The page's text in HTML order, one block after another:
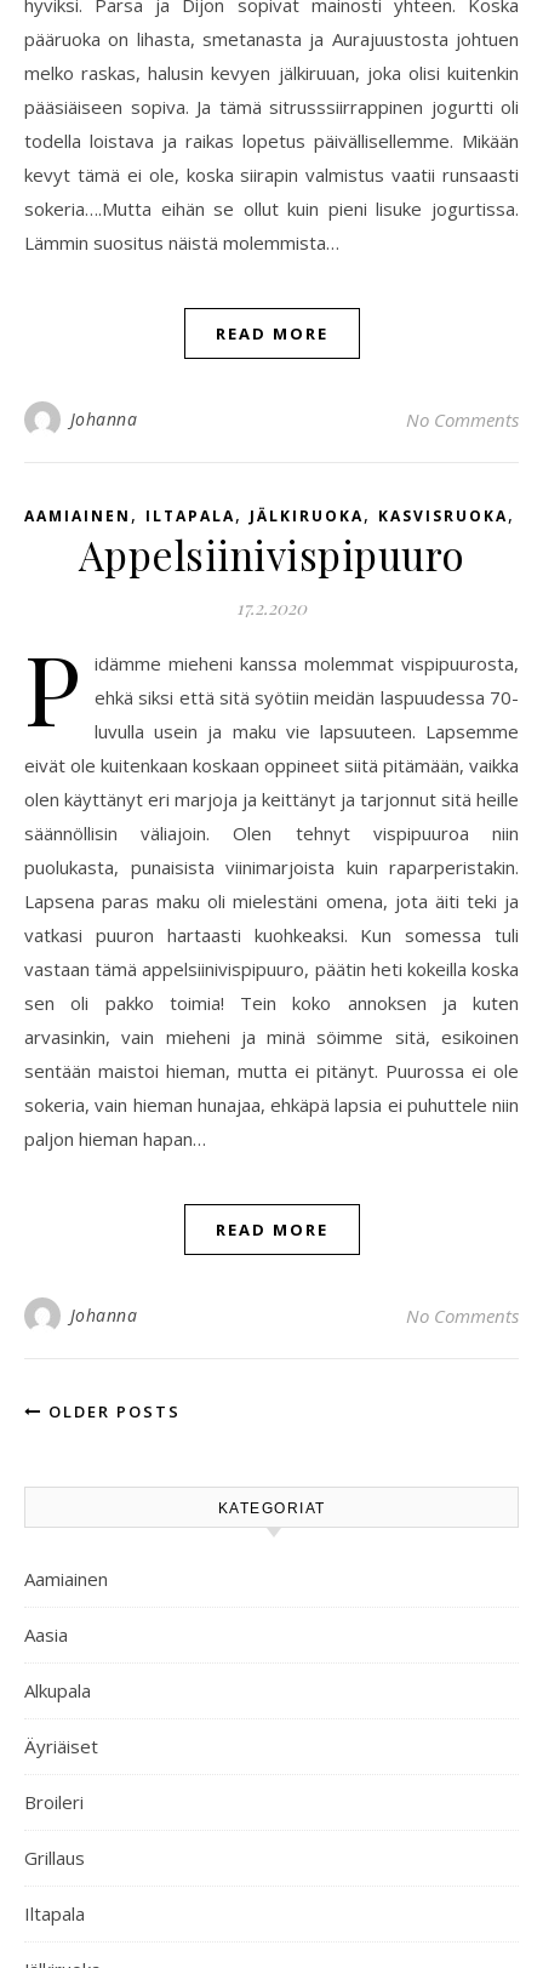
hyviksi. Parsa ja Dijon sopivat mainosti yhteen. Koska
pääruoka on lihasta, smetanasta ja Aurajuustosta johtuen
melko raskas, halusin kevyen jälkiruuan, joka olisi kuitenkin
pääsiäiseen sopiva. Ja tämä sitrusssiirrappinen jogurtti oli
todella loistava ja raikas lopetus päivällisellemme. Mikään
kevyt tämä ei ole, koska siirapin valmistus vaatii runsaasti
sokeria….Mutta eihän se ollut kuin pieni lisuke jogurtissa.
Lämmin suositus näistä molemmista…
READ MORE
Johanna No Comments
AAMIAINEN , ILTAPALA, JÄLKIRUOKA, KASVISRUOKA,
Appelsiinivispipuuro
17.2.2020
P
idämme mieheni kanssa molemmat vispipuurosta,
ehkä siksi että sitä syötiin meidän laspuudessa 70-
luvulla usein ja maku vie lapsuuteen. Lapsemme
eivät ole kuitenkaan koskaan oppineet siitä pitämään, vaikka
olen käyttänyt eri marjoja ja keittänyt ja tarjonnut sitä heille
säännöllisin väliajoin. Olen tehnyt vispipuuroa niin
puolukasta, punaisista viinimarjoista kuin raparperistakin.
Lapsena paras maku oli mielestäni omena, jota äiti teki ja
vatkasi puuron hartaasti kuohkeaksi. Kun somessa tuli
vastaan tämä appelsiinivispipuuro, päätin heti kokeilla koska
sen oli pakko toimia! Tein koko annoksen ja kuten
arvasinkin, vain mieheni ja minä söimme sitä, esikoinen
sentään maistoi hieman, mutta ei pitänyt. Puurossa ei ole
sokeria, vain hieman hunajaa, ehkäpä lapsia ei puhuttele niin
paljon hieman hapan…
READ MORE
Johanna No Comments
OLDER POSTS
KATEGORIAT
Aamiainen
Aasia
Alkupala
Äyriäiset
Broileri
Grillaus
Iltapala